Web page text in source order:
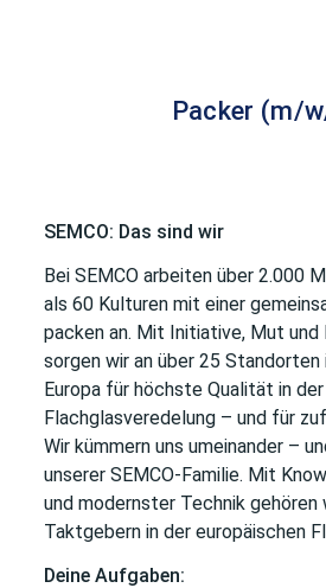
Packer (m/
SEMCO: Das sind wir
Bei SEMCO arbeiten über 2.000
als 60 Kulturen mit einer
packen an. Mit Initiative, Mut
sorgen wir an über 25
Europa für höchste Qualität in der
Flachglasveredelung – und für
Wir kümmern uns umeinander –
unserer SEMCO-Familie. Mit
und modernster Technik gehören
Taktgebern in der europäischen
Deine Aufgaben: